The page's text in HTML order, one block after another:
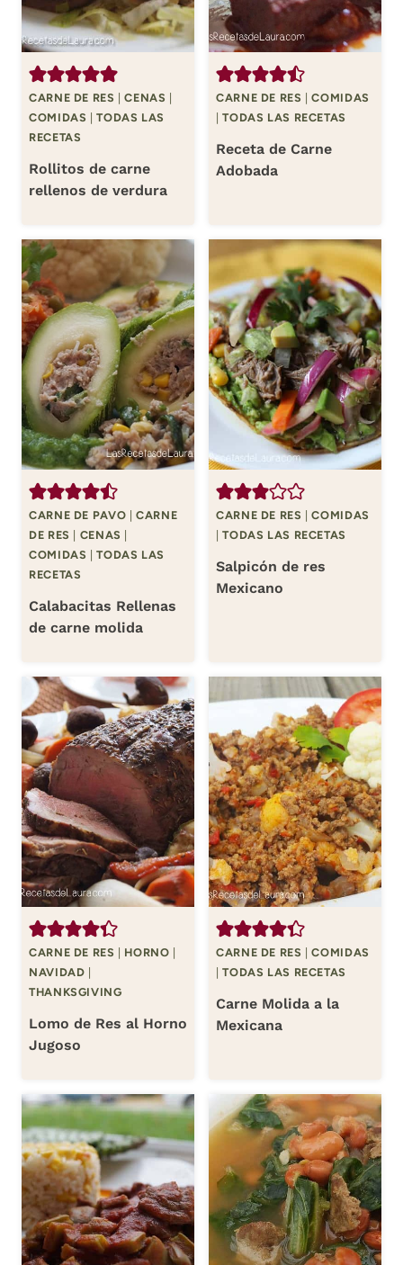
CARNE DE RES |CENAS
COMIDAS |TODAS LAS
RECETAS
Rollitos de carne
rellenos de verdura
CARNE DE RES |COMIDAS
|TODAS LAS RECETAS
Receta de Carne
Adobada
CARNE DE PAVO |CARNE
DE RES
CENAS
COMIDAS |TODAS LAS
RECETAS
Calabacitas Rellenas
de carne molida
CARNE DE RES |COMIDAS
|TODAS LAS RECETAS
Salpicón de res
Mexicano
CARNE DE RES | HORNO |
NAVIDAD |
THANKSGIVING
Lomo de Res al Horno
Jugoso
CARNE DE RES |COMIDAS
|TODAS LAS RECETAS
Carne Molida a la
Mexicana